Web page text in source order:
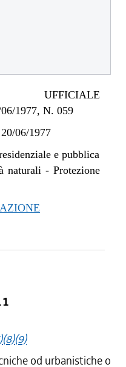
UFFICIALE
1977, N. 059
20/06/1977
e pubblica
naturali - Protezione
(8)(9)
od urbanistiche o